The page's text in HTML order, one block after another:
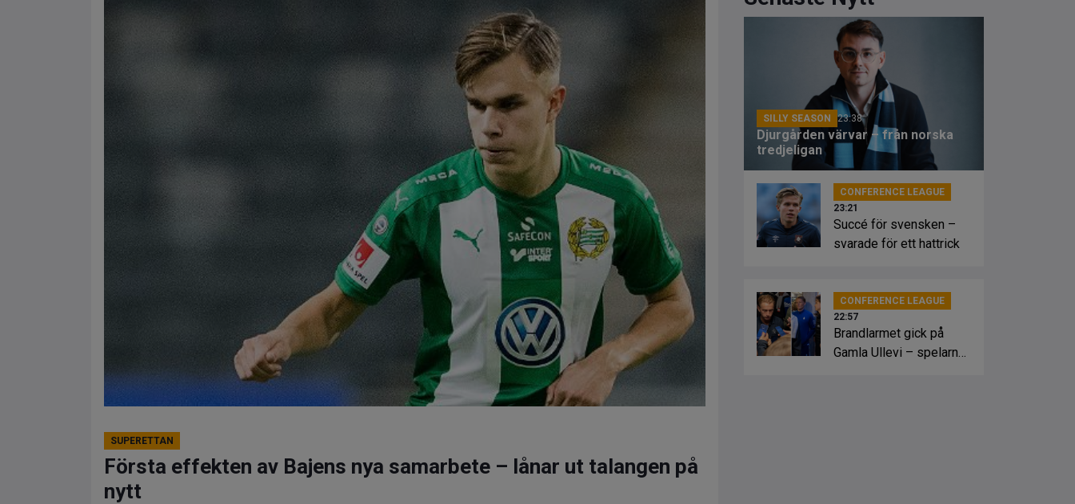
SUPERETTAN
Första effekten av Bajens nya samarbete – lånar ut talangen på
nytt
SILLY SEASON 23:38
Djurgården värvar – från norska
tredjeligan
CONFERENCE LEAGUE
23:21
Succé för svensken –
svarade för ett hattrick
CONFERENCE LEAGUE
22:57
Brandlarmet gick på
Gamla Ullevi – spelarna